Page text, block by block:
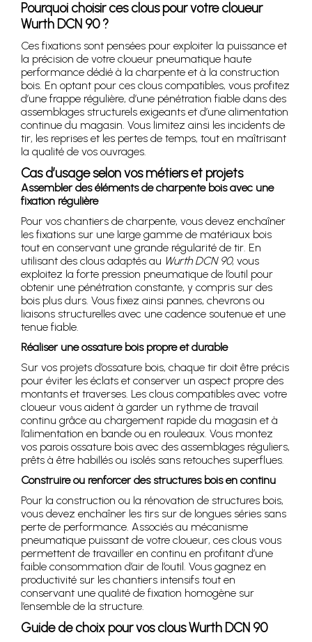
Pourquoi choisir ces clous pour votre cloueur
Wurth DCN 90 ?
Ces fixations sont pensées pour exploiter la puissance et
la précision de votre cloueur pneumatique haute
performance dédié à la charpente et à la construction
bois. En optant pour ces clous compatibles, vous profitez
d’une frappe régulière, d’une pénétration fiable dans des
assemblages structurels exigeants et d’une alimentation
continue du magasin. Vous limitez ainsi les incidents de
tir, les reprises et les pertes de temps, tout en maîtrisant
la qualité de vos ouvrages.
Cas d’usage selon vos métiers et projets
Assembler des éléments de charpente bois avec une
fixation régulière
Pour vos chantiers de charpente, vous devez enchaîner
les fixations sur une large gamme de matériaux bois
tout en conservant une grande régularité de tir. En
utilisant des clous adaptés au Wurth DCN 90, vous
exploitez la forte pression pneumatique de l’outil pour
obtenir une pénétration constante, y compris sur des
bois plus durs. Vous fixez ainsi pannes, chevrons ou
liaisons structurelles avec une cadence soutenue et une
tenue fiable.
Réaliser une ossature bois propre et durable
Sur vos projets d’ossature bois, chaque tir doit être précis
pour éviter les éclats et conserver un aspect propre des
montants et traverses. Les clous compatibles avec votre
cloueur vous aident à garder un rythme de travail
continu grâce au chargement rapide du magasin et à
l’alimentation en bande ou en rouleaux. Vous montez
vos parois ossature bois avec des assemblages réguliers,
prêts à être habillés ou isolés sans retouches superflues.
Construire ou renforcer des structures bois en continu
Pour la construction ou la rénovation de structures bois,
vous devez enchaîner les tirs sur de longues séries sans
perte de performance. Associés au mécanisme
pneumatique puissant de votre cloueur, ces clous vous
permettent de travailler en continu en profitant d’une
faible consommation d’air de l’outil. Vous gagnez en
productivité sur les chantiers intensifs tout en
conservant une qualité de fixation homogène sur
l’ensemble de la structure.
Guide de choix pour vos clous Wurth DCN 90